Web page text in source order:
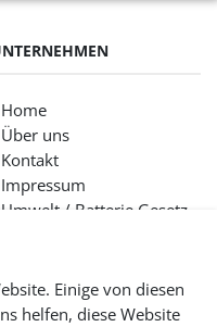
Einige von diesen
helfen, diese Website
Home
Über uns
Kontakt
Impressum
Umwelt / Batterie Gesetz